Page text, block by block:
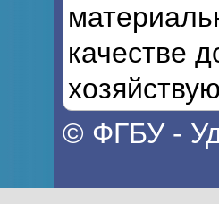
качестве
© ФГБУ -